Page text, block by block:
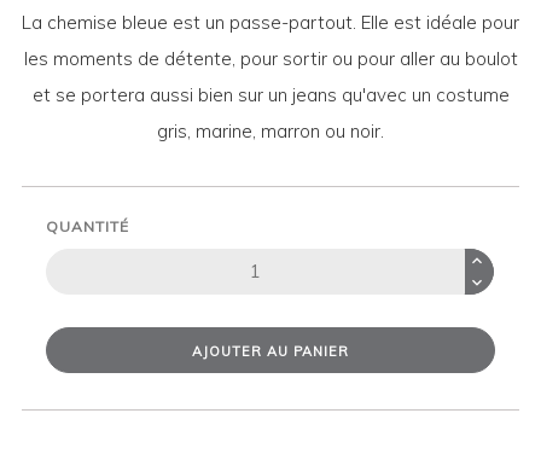
La chemise bleue est un passe-partout. Elle est idéale pour
les moments de détente, pour sortir ou pour aller au boulot
et se portera aussi bien sur un jeans qu'avec un costume
gris, marine, marron ou noir.
QUANTITÉ
AJOUTER AU PANIER